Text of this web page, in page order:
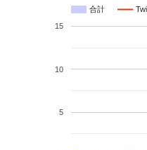
合計
5
10
15